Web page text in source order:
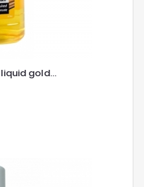
gold...